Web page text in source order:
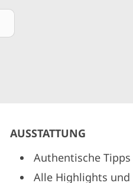
AUSSTATTUNG
Authentische Tipps
Alle Highlights und